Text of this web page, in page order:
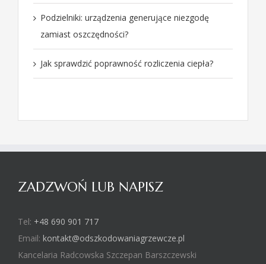
Podzielniki: urządzenia generujące niezgodę
zamiast oszczędności?
Jak sprawdzić poprawność rozliczenia ciepła?
ZADZWOŃ LUB NAPISZ
Tel: +48 690 901 717
Email: kontakt@odszkodowaniagrzewcze.pl
Kancelaria Radcowska Szczepan Barszczewski